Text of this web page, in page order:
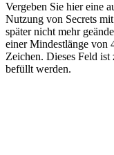
Vergeben Sie hier eine
Nutzung von Secrets
später nicht mehr
einer Mindestlänge von
Zeichen. Dieses Feld
befüllt werden.